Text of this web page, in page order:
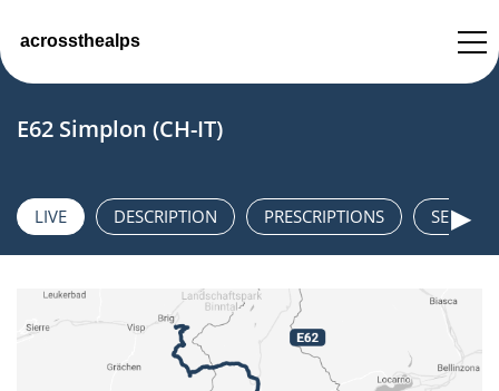
CONTACT
IMPRESSUM
DATENSCHUTZEINSTELLUNGEN
E62 Simplon (CH-IT)
LIVE DESCRIPTION PRESCRIPTIONS ▶